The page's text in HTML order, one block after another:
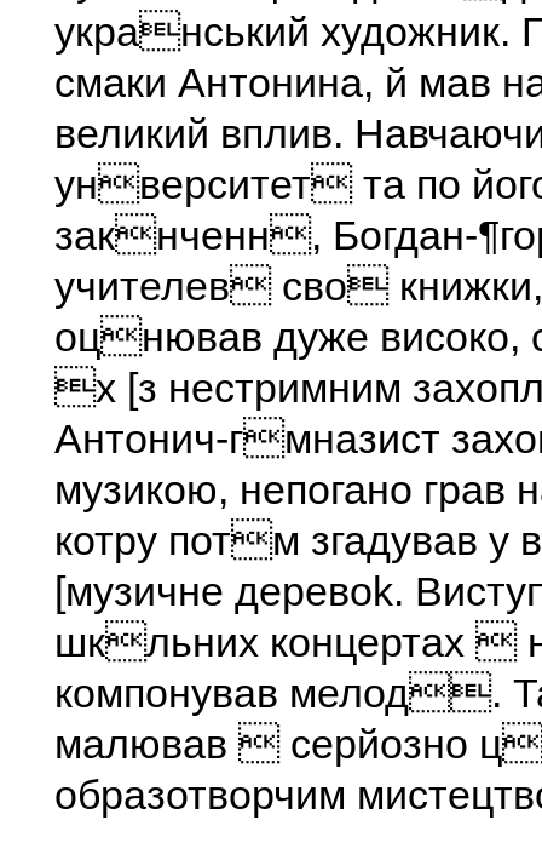
укранський художник.
смаки Антонина, й мав
великий вплив.
унверситет та по
закнченн, Богдан-
учителев сво
оцнював дуже високо,
х [з нестримним
Антонич-гмназист
музикою, непогано грав
котру потм згадував у
[музичне деревоk.
шкльних концертах 
компонував мелод.
малював  серйозно
образотворчим